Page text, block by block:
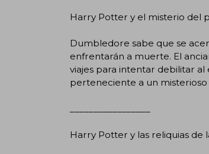
Harry Potter y el misterio del
Dumbledore sabe que se
enfrentarán a muerte. El
viajes para intentar debilitar
perteneciente a un
Harry Potter y las reliquias de